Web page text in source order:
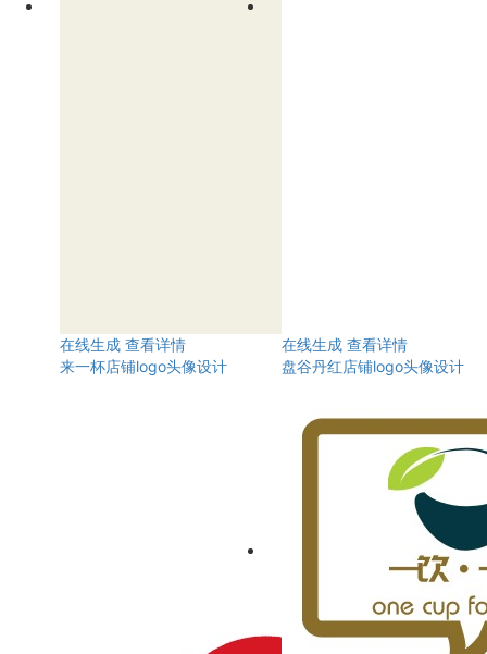
在线生成 查看详情
来一杯店铺logo头像设计
在线生成 查看详情
盘谷丹红店铺logo头像设计